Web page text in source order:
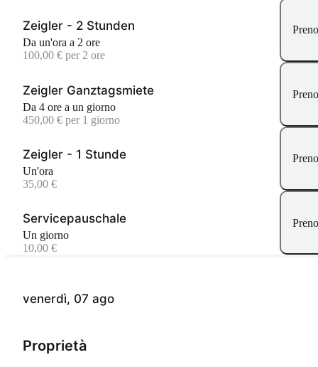
venerdì, 07 ago
Proprietà
Zeigler - 2 Stunden
Da un'ora a 2 ore
100,00 € per 2 ore
Zeigler Ganztagsmiete
Da 4 ore a un giorno
450,00 € per 1 giorno
Zeigler - 1 Stunde
un'ora
35,00 €
Servicepauschale
Un giorno
10,00 €